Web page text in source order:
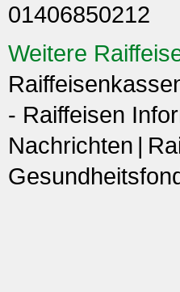
01406850212
Weitere
- Raiffeisen
Nachrichten